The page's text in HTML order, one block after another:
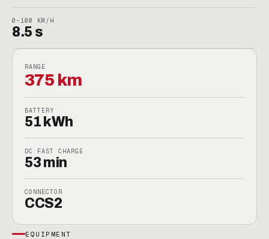
0–100 KM/H
8.5 s
RANGE
375 km
BATTERY
51 kWh
DC FAST CHARGE
53 min
CONNECTOR
CCS2
EQUIPMENT